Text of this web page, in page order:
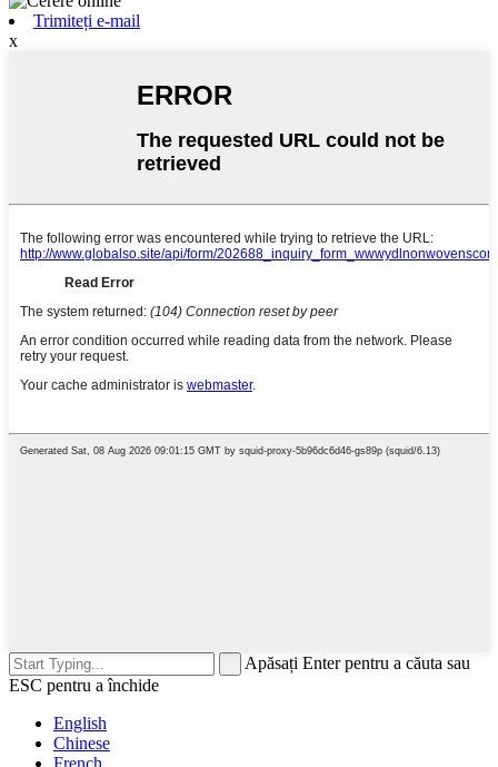
Trimiteți e-mail
x
Apăsați Enter pentru a căuta sau
ESC pentru a închide
English
Chinese
French